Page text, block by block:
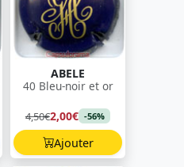
ABELE
40 Bleu-noir et or
4,50€2,00€ -56%
Ajouter